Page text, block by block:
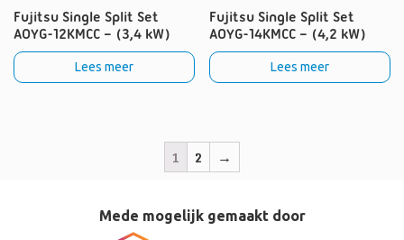
Fujitsu Single Split Set
AOYG-12KMCC – (3,4 kW)
Lees meer
Fujitsu Single Split Set
AOYG-14KMCC – (4,2 kW)
Lees meer
1 2 →
Mede mogelijk gemaakt door